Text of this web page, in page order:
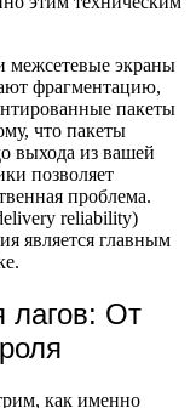
межсетевые экраны
фрагментацию,
пакеты
что пакеты
выхода из вашей
позволяет
проблема.
reliability)
является главным
лагов: От
как именно